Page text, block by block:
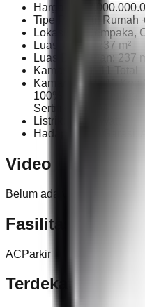
Harga: Rp
Tipe Properti: Rumah
Lokasi: Jl. Cempaka,
Luas Tanah: 237 m²
Luas Bangunan: 237
Kamar Tidur: 11 Total
Kamar Mandi: 11 Kos
100% Rumah
Sertifikat: SHM
Listrik: 3.500 Watt
Hadap: Utara Garasi:
Video
Belum ada video untuk
Fasilitas
ACParkir
Terdekat